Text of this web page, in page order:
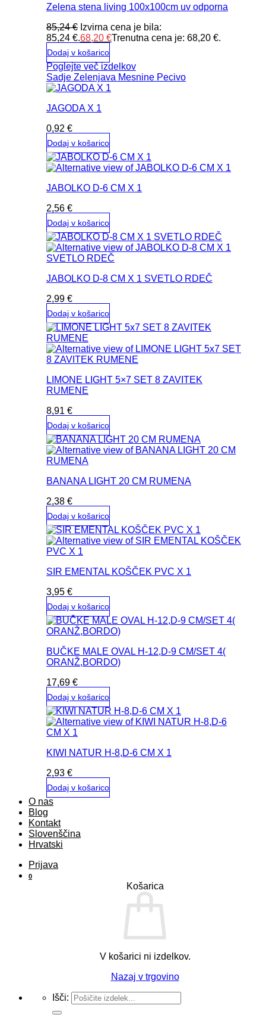
Zelena stena living 100x100cm uv odporna
85,24€ Izvirna cena je bila:
85,24 €.68,20 €Trenutna cena je: 68,20 €.
Dodaj v košarico
Poglejte več izdelkov
Sadje Zelenjava Mesnine Pecivo
JAGODA X 1
0,92 €
Dodaj v košarico
JABOLKO D-6 CM X 1
2,56 €
Dodaj v košarico
JABOLKO D-8 CM X 1 SVETLO RDEČ
2,99 €
Dodaj v košarico
LIMONE LIGHT 5×7 SET 8 ZAVITEK
RUMENE
8,91 €
Dodaj v košarico
BANANA LIGHT 20 CM RUMENA
2,38 €
Dodaj v košarico
SIR EMENTAL KOŠČEK PVC X 1
3,95 €
Dodaj v košarico
BUČKE MALE OVAL H-12,D-9 CM/SET 4(
ORANŽ,BORDO)
17,69 €
Dodaj v košarico
KIWI NATUR H-8,D-6 CM X 1
2,93 €
Dodaj v košarico
O nas
Blog
Kontakt
Slovenščina
Hrvatski
Prijava
0
Košarica
V košarici ni izdelkov.
Nazaj v trgovino
Išči: